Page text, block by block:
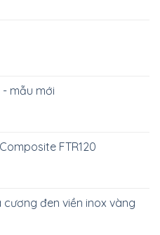
mẫu mới
FTR120
đen viền inox vàng